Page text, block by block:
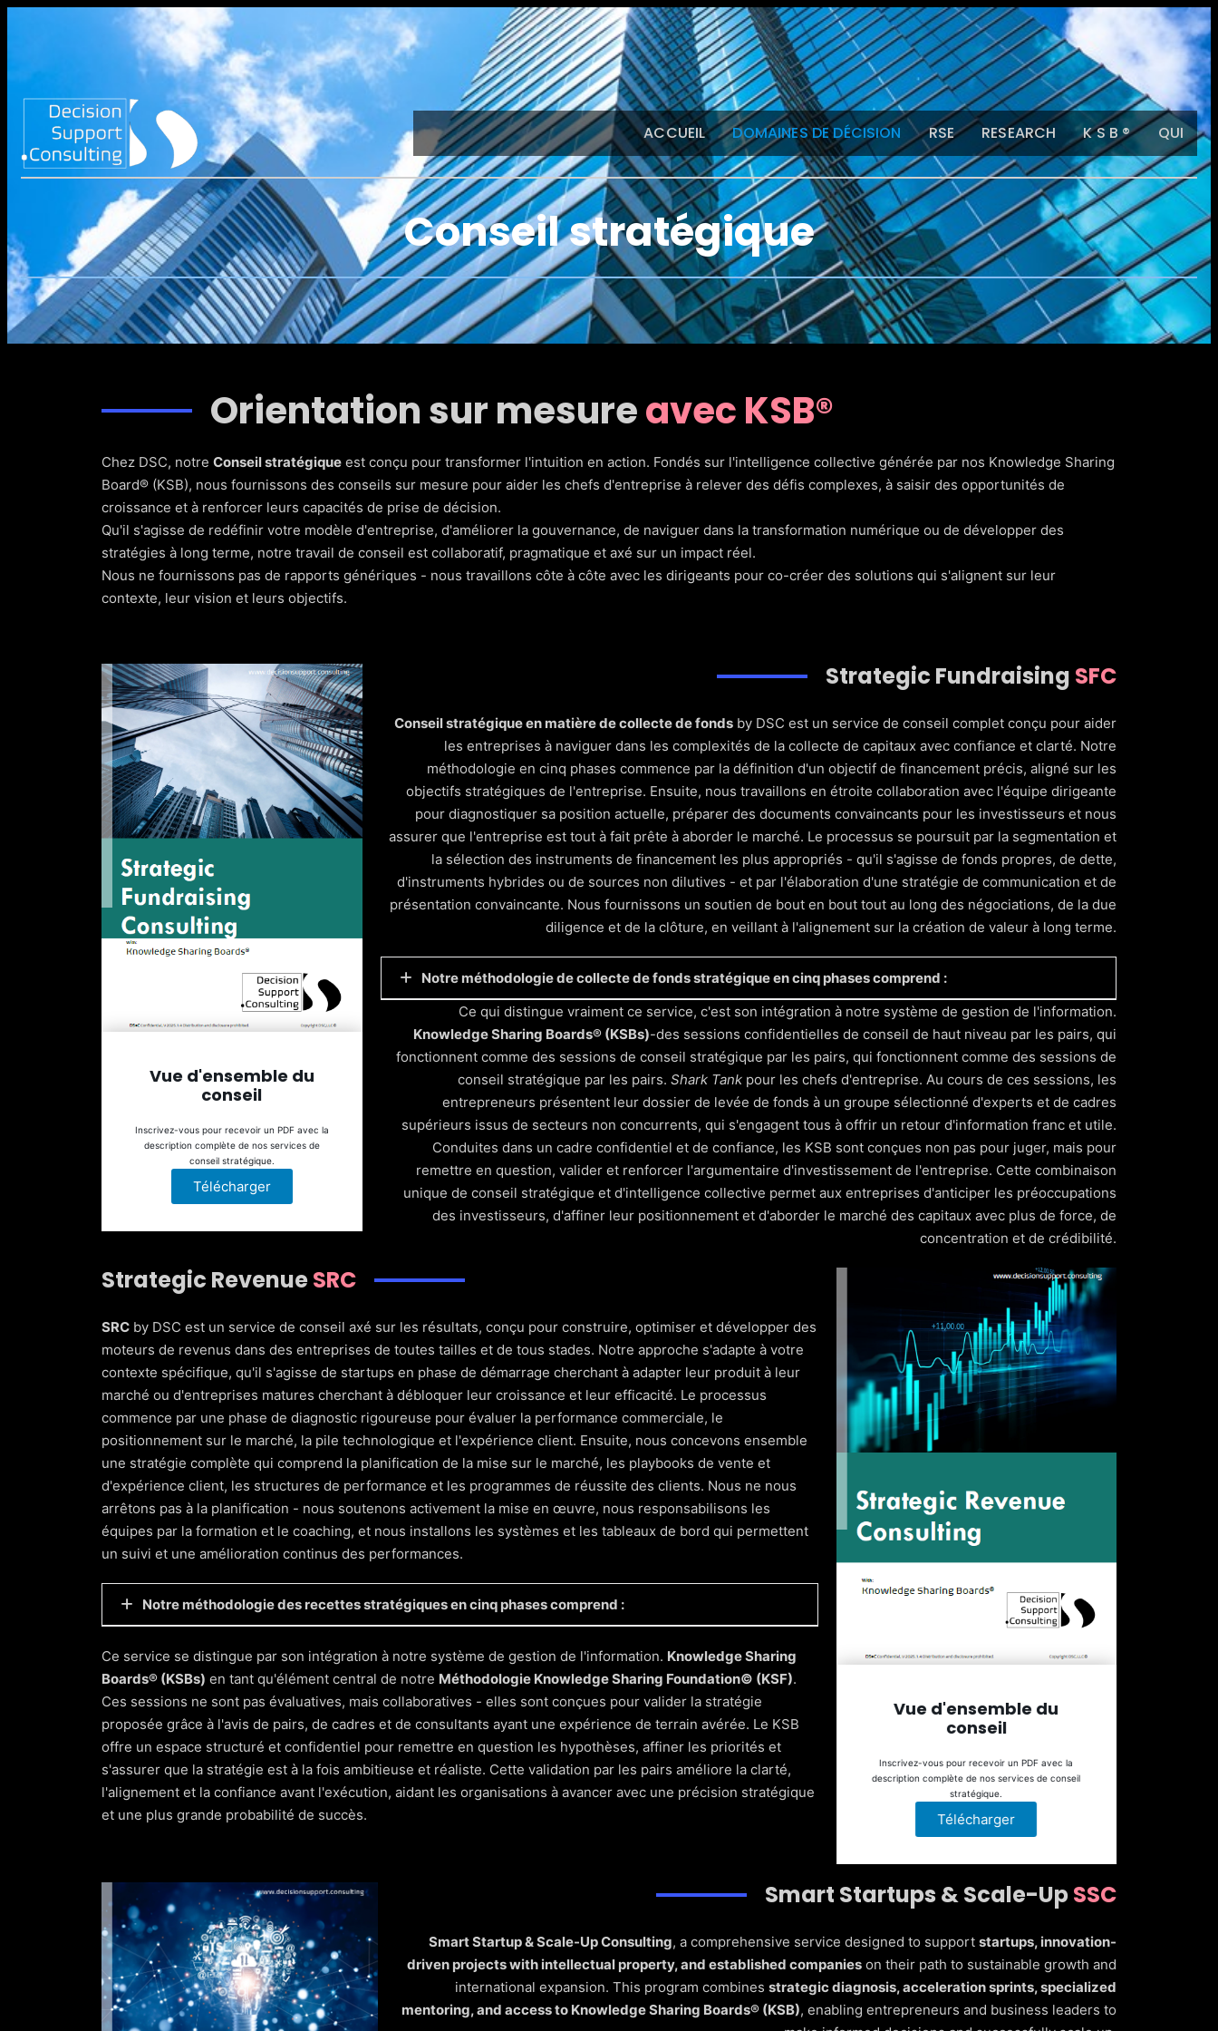
ACCUEIL DOMAINES DE DÉCISION RSE RESEARCH K S B ® QUI
Conseil stratégique
Orientation sur mesureavec KSB®
Chez DSC, notre Conseil stratégique est conçu pour transformer l'intuition en action. Fondés sur l'intelligence collective générée par nos Knowledge Sharing
Board® (KSB), nous fournissons des conseils sur mesure pour aider les chefs d'entreprise à relever des défis complexes, à saisir des opportunités de
croissance et à renforcer leurs capacités de prise de décision.
Qu'il s'agisse de redéfinir votre modèle d'entreprise, d'améliorer la gouvernance, de naviguer dans la transformation numérique ou de développer des
stratégies à long terme, notre travail de conseil est collaboratif, pragmatique et axé sur un impact réel.
Nous ne fournissons pas de rapports génériques - nous travaillons côte à côte avec les dirigeants pour co-créer des solutions qui s'alignent sur leur
contexte, leur vision et leurs objectifs.
Vue d'ensemble du
conseil
Inscrivez-vous pour recevoir un PDF avec la
description complète de nos services de
conseil stratégique.
Télécharger
Strategic Fundraising SFC
Conseil stratégique en matière de collecte de fondsby DSC est un service de conseil complet conçu pour aider
les entreprises à naviguer dans les complexités de la collecte de capitaux avec confiance et clarté. Notre
méthodologie en cinq phases commence par la définition d'un objectif de financement précis, aligné sur les
objectifs stratégiques de l'entreprise. Ensuite, nous travaillons en étroite collaboration avec l'équipe dirigeante
pour diagnostiquer sa position actuelle, préparer des documents convaincants pour les investisseurs et nous
assurer que l'entreprise est tout à fait prête à aborder le marché. Le processus se poursuit par la segmentation et
la sélection des instruments de financement les plus appropriés - qu'il s'agisse de fonds propres, de dette,
d'instruments hybrides ou de sources non dilutives - et par l'élaboration d'une stratégie de communication et de
présentation convaincante. Nous fournissons un soutien de bout en bout tout au long des négociations, de la due
diligence et de la clôture, en veillant à l'alignement sur la création de valeur à long terme.
Notre méthodologie de collecte de fonds stratégique en cinq phases comprend :
Soutien au processus et négociation
Guidez l'entreprise à travers les réunions, la diligence raisonnable et la conclusion de l'accord. Affinez vos
efforts de collecte de fonds grâce aux conseils directs de professionnels chevronnés.
Définition de l'objectif de financement
Clarifier l'objectif, le montant, le type et le calendrier de la collecte de fonds.
Profil et préparation de l'entreprise
Effectuer des diagnostics et élaborer une solide documentation sur l'investissement.
Segmentation et sélection des types de financement
Identifier, cartographier et hiérarchiser les sources de financement les plus appropriées.
Stratégie de communication et de présentation
Ce qui distingue vraiment ce service, c'est son intégration à notre système de gestion de l'information.
Knowledge Sharing Boards® (KSBs)-des sessions confidentielles de conseil de haut niveau par les pairs, qui
fonctionnent comme des sessions de conseil stratégique par les pairs, qui fonctionnent comme des sessions de
conseil stratégique par les pairs. Shark Tankpour les chefs d'entreprise. Au cours de ces sessions, les
entrepreneurs présentent leur dossier de levée de fonds à un groupe sélectionné d'experts et de cadres
supérieurs issus de secteurs non concurrents, qui s'engagent tous à offrir un retour d'information franc et utile.
Conduites dans un cadre confidentiel et de confiance, les KSB sont conçues non pas pour juger, mais pour
remettre en question, valider et renforcer l'argumentaire d'investissement de l'entreprise. Cette combinaison
unique de conseil stratégique et d'intelligence collective permet aux entreprises d'anticiper les préoccupations
des investisseurs, d'affiner leur positionnement et d'aborder le marché des capitaux avec plus de force, de
concentration et de crédibilité.
Strategic RevenueSRC
SRC by DSC est un service de conseil axé sur les résultats, conçu pour construire, optimiser et développer des
moteurs de revenus dans des entreprises de toutes tailles et de tous stades. Notre approche s'adapte à votre
contexte spécifique, qu'il s'agisse de startups en phase de démarrage cherchant à adapter leur produit à leur
marché ou d'entreprises matures cherchant à débloquer leur croissance et leur efficacité. Le processus
commence par une phase de diagnostic rigoureuse pour évaluer la performance commerciale, le
positionnement sur le marché, la pile technologique et l'expérience client. Ensuite, nous concevons ensemble
une stratégie complète qui comprend la planification de la mise sur le marché, les playbooks de vente et
d'expérience client, les structures de performance et les programmes de réussite des clients. Nous ne nous
arrêtons pas à la planification - nous soutenons activement la mise en œuvre, nous responsabilisons les
équipes par la formation et le coaching, et nous installons les systèmes et les tableaux de bord qui permettent
un suivi et une amélioration continus des performances.
Notre méthodologie des recettes stratégiques en cinq phases comprend :
Diagnostic et découverte approfondie
Un audit commercial complet : mesures de l'entonnoir, rentabilité des clients, alignement de l'équipe, pile
technologique et veille concurrentielle.
Conception d'une stratégie sur mesure
Co-création d'un plan de croissance, y compris la stratégie GTM, les playbooks de vente et CX, les
modèles de rémunération et les cadres de réussite des clients.
Mise en œuvre et soutien actif
Intégration de la technologie, tableaux de bord, programmes de transformation de l'équipe et coaching
feuille de route pour le développement à long terme.
Partenariat et croissance continus
Soutien continu à la clientèle, contrôle du taux de désabonnement, stratégies de vente incitative et
développement du leadership pour assurer une expansion durable des revenus.
Ce service se distingue par son intégration à notre système de gestion de l'information. Knowledge Sharing
Boards® (KSBs) en tant qu'élément central de notre Méthodologie Knowledge Sharing Foundation© (KSF).
Ces sessions ne sont pas évaluatives, mais collaboratives - elles sont conçues pour valider la stratégie
proposée grâce à l'avis de pairs, de cadres et de consultants ayant une expérience de terrain avérée. Le KSB
offre un espace structuré et confidentiel pour remettre en question les hypothèses, affiner les priorités et
s'assurer que la stratégie est à la fois ambitieuse et réaliste. Cette validation par les pairs améliore la clarté,
l'alignement et la confiance avant l'exécution, aidant les organisations à avancer avec une précision stratégique
et une plus grande probabilité de succès.
Vue d'ensemble du
conseil
Inscrivez-vous pour recevoir un PDF avec la
description complète de nos services de conseil
stratégique.
Télécharger
Smart Startups & Scale-UpSSC
Smart Startup & Scale-Up Consulting, a comprehensive service designed to support startups, innovation-
driven projects with intellectual property, and established companieson their path to sustainable growth and
international expansion. This program combines strategic diagnosis, acceleration sprints, specialized
mentoring, and access to Knowledge Sharing Boards® (KSB), enabling entrepreneurs and business leaders to